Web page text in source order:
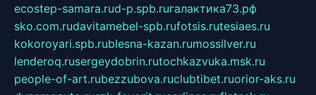
ecostep-samara.rud-p.spb.ruгалактика73.рф
sko.com.rudavitamebel-spb.rufotsis.rutesiaes.ru
kokoroyari.spb.rublesna-kazan.rumossilver.ru
lenderoq.rusergeydobrin.rutochkazvuka.msk.ru
people-of-art.rubezzubova.ruclubtibet.ruorior-aks.ru